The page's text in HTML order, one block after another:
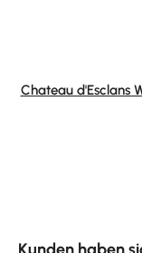
Durchschnittliche
Chateau d'Esclans
Kunden haben